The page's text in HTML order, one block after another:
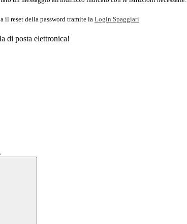
il reset della password tramite la Login Spaggiari
di posta elettronica!